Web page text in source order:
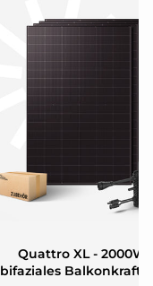
Quattro XL -
bifaziales